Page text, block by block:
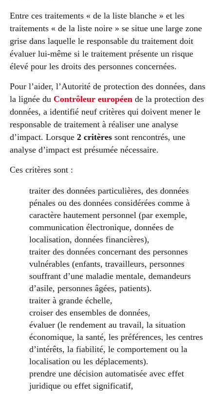
Entre ces traitements « de la liste blanche » et les
traitements « de la liste noire » se situe une large zone
grise dans laquelle le responsable du traitement doit
évaluer lui-même si le traitement présente un risque
élevé pour les droits des personnes concernées.
Pour l’aider, l’Autorité de protection des données, dans
la lignée du Contrôleur européen de la protection des
données, a identifié neuf critères qui doivent mener le
responsable de traitement à réaliser une analyse
d’impact. Lorsque 2 critères sont rencontrés, une
analyse d’impact est présumée nécessaire.
Ces critères sont :
traiter des données particulières, des données
pénales ou des données considérées comme à
caractère hautement personnel (par exemple,
communication électronique, données de
localisation, données financières),
traiter des données concernant des personnes
vulnérables (enfants, travailleurs, personnes
souffrant d’une maladie mentale, demandeurs
d’asile, personnes âgées, patients).
traiter à grande échelle,
croiser des ensembles de données,
évaluer (le rendement au travail, la situation
économique, la santé, les préférences, les centres
d’intérêts, la fiabilité, le comportement ou la
localisation ou les déplacements).
prendre une décision automatisée avec effet
juridique ou effet significatif,